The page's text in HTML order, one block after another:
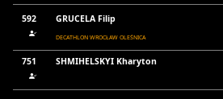
592 GRUCELA Filip
DECATHLON WROCŁAW OLEŚNICA
751 SHMIHELSKYI Kharyton